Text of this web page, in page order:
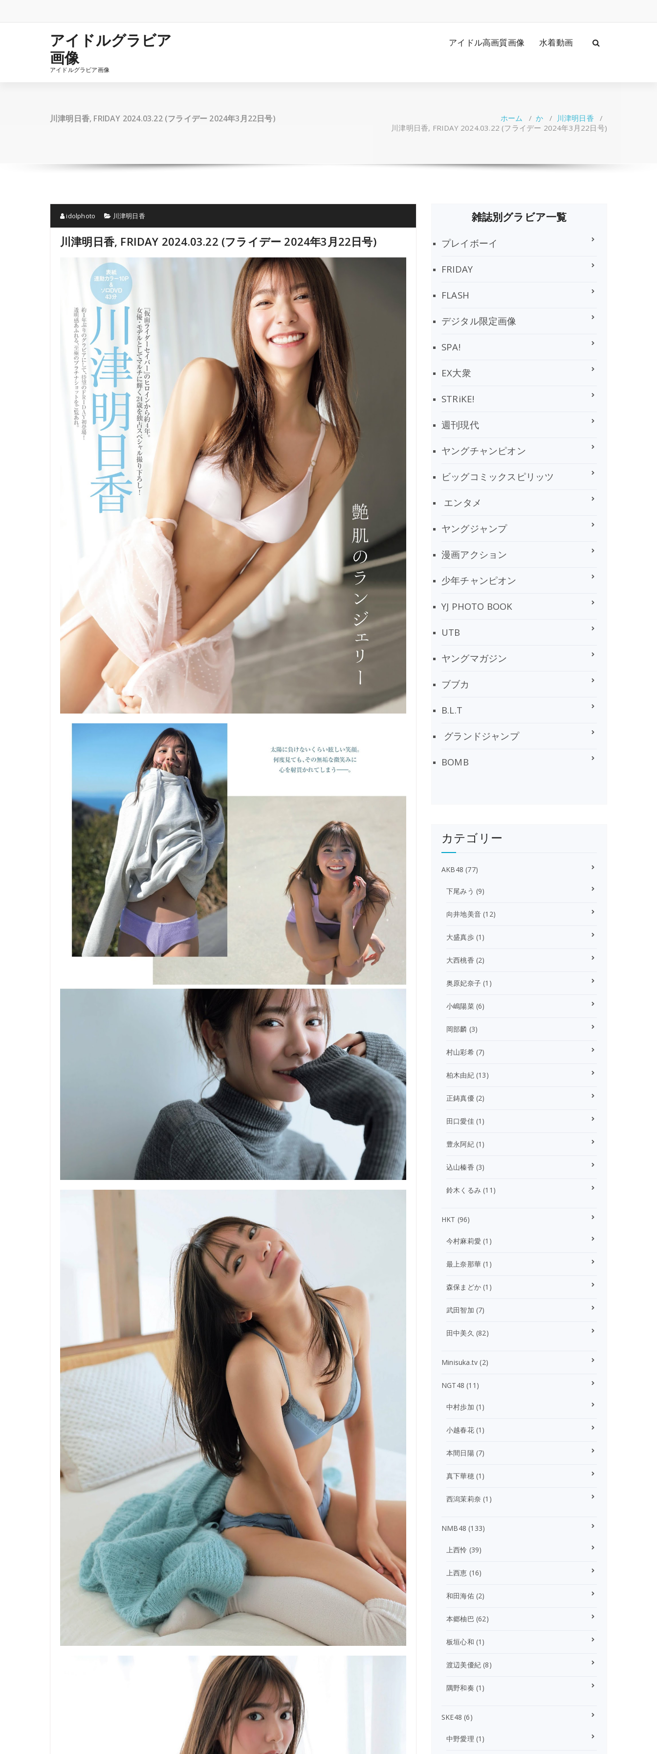
テ
アイドルグラビア
画像
アイドルグラビア画像
アイドル高画質画像 水着動画
川津明日香, FRIDAY 2024.03.22 (フライデー 2024年3月22日号) ホーム /か / 川津明日香 /
川津明日香, FRIDAY 2024.03.22 (フライデー 2024年3月22日号)
idolphoto 川津明日香
川津明日香, FRIDAY 2024.03.22 (フライデー 2024年3月22日号)
雑誌別グラビア一覧
プレイボーイ
FRIDAY
FLASH
デジタル限定画像
SPA!
EX大衆
STRiKE!
週刊現代
ヤングチャンピオン
ビッグコミックスピリッツ
エンタメ
ヤングジャンプ
漫画アクション
少年チャンピオン
YJ PHOTO BOOK
UTB
ヤングマガジン
ブブカ
B.L.T
グランドジャンプ
BOMB
カテゴリー
AKB48 (77)
下尾みう (9)
向井地美音 (12)
大盛真歩(1)
大西桃香 (2)
奥原妃奈子 (1)
小嶋陽菜(6)
岡部麟 (3)
村山彩希(7)
柏木由紀(13)
正鋳真優(2)
田口愛佳(1)
豊永阿紀(1)
込山榛香 (3)
鈴木くるみ (11)
HKT (96)
今村麻莉愛 (1)
最上奈那華 (1)
森保まどか (1)
武田智加 (7)
田中美久 (82)
Minisuka.tv (2)
NGT48 (11)
中村歩加 (1)
小越春花(1)
本間日陽(7)
真下華穂(1)
西潟茉莉奈 (1)
NMB48 (133)
上西怜 (39)
上西恵 (16)
和田海佑(2)
本郷柚巴 (62)
板垣心和 (1)
渡辺美優紀 (8)
隅野和奏 (1)
SKE48 (6)
中野愛理 (1)